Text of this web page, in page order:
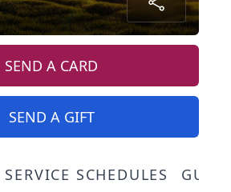
SEND A CARD
SEND A GIFT
SERVICE SCHEDULES